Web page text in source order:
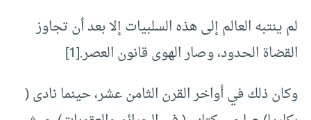
لم ينتبه العالم إلى هذه السلبيات إلا بعد أن تجاوز
القضاة الحدود، وصار الهوى قانون العصر.[1]
وكان ذلك في أواخر القرن الثامن عشر، حينما نادى (